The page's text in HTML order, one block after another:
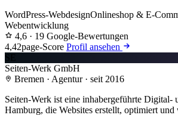
WordPress-WebdesignOnlineshop & E-
Webentwicklung
4,6 · 19 Google-Bewertungen
4,42page-Score Profil ansehen
SE
Seiten-Werk GmbH
Bremen · Agentur · seit 2016
Seiten-Werk ist eine inhabergeführte Digital-
Hamburg, die Websites erstellt, optimiert und